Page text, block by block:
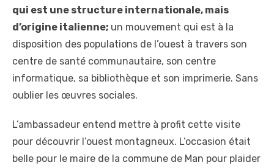
qui est une structure internationale, mais
d’origine italienne; un mouvement qui est à la
disposition des populations de l’ouest à travers son
centre de santé communautaire, son centre
informatique, sa bibliothèque et son imprimerie. Sans
oublier les œuvres sociales.
L’ambassadeur entend mettre à profit cette visite
pour découvrir l’ouest montagneux. L’occasion était
belle pour le maire de la commune de Man pour plaider